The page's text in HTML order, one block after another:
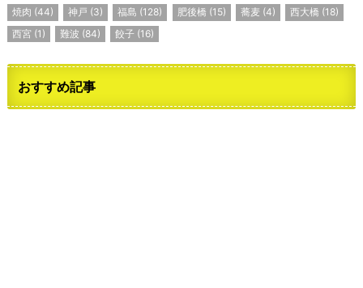
焼肉 (44) 神戸 (3) 福島 (128) 肥後橋 (15) 蕎麦(4) 西大橋 (18)
西宮(1) 難波 (84) 餃子 (16)
おすすめ記事